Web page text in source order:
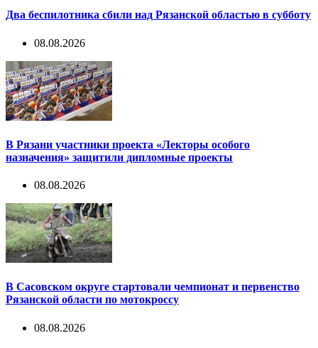
Два беспилотника сбили над Рязанской областью в субботу
08.08.2026
В Рязани участники проекта «Лекторы особого
назначения» защитили дипломные проекты
08.08.2026
В Сасовском округе стартовали чемпионат и первенство
Рязанской области по мотокроссу
08.08.2026